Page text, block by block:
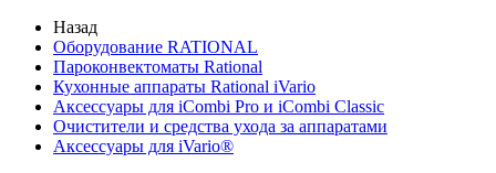
Назад
Оборудование RATIONAL
Пароконвектоматы Rational
Кухонные аппараты Rational iVario
Аксессуары для iCombi Pro и iCombi Classic
Очистители и средства ухода за аппаратами
Аксессуары для iVario®